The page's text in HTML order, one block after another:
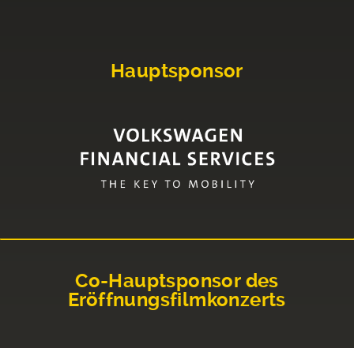
Hauptsponsor
Co-Hauptsponsor des
Eröffnungsfilmkonzerts